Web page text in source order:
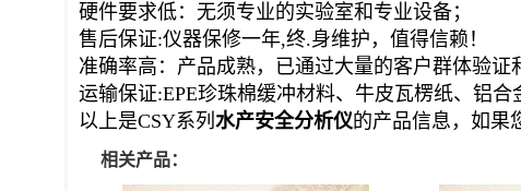
硬件要求低：无须专业的实验室和专业设备；
售后保证:仪器保修一年,终.身维护，值得信赖！
准确率高：产品成熟，已通过大量的客户群体验证
运输保证:EPE珍珠棉缓冲材料、牛皮瓦楞纸、铝合
以上是CSY系列 水产安全分析仪的产品信息，如果
相关产品：